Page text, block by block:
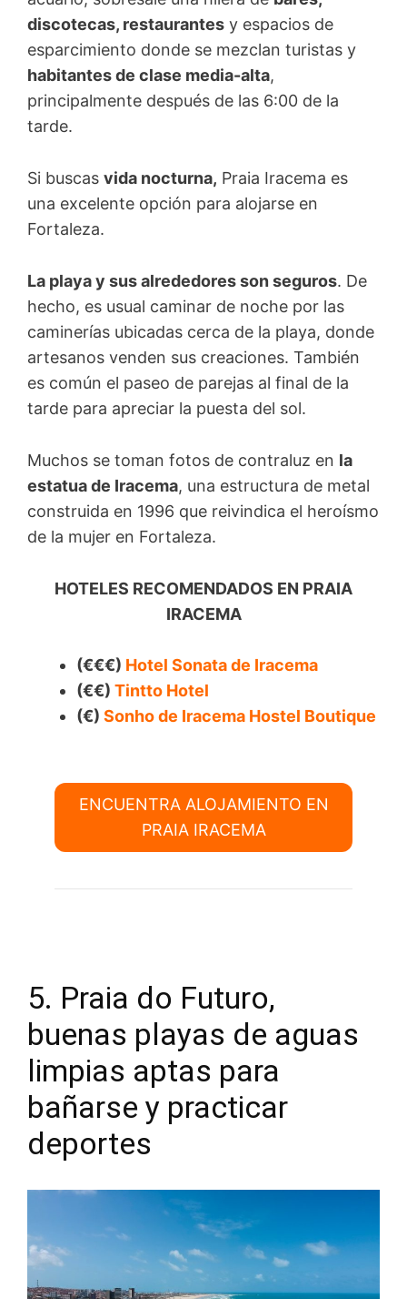
discotecas, restaurantes y espacios de
esparcimiento donde se mezclan turistas y
habitantes de clase media-alta,
principalmente después de las 6:00 de la
tarde.
Si buscas vida nocturna, Praia Iracema es
una excelente opción para alojarse en
Fortaleza.
La playa y sus alrededores son seguros. De
hecho, es usual caminar de noche por las
caminerías ubicadas cerca de la playa, donde
artesanos venden sus creaciones. También
es común el paseo de parejas al final de la
tarde para apreciar la puesta del sol.
Muchos se toman fotos de contraluz en la
estatua de Iracema, una estructura de metal
construida en 1996 que reivindica el heroísmo
de la mujer en Fortaleza.
HOTELES RECOMENDADOS EN PRAIA
IRACEMA
(€€€) Hotel Sonata de Iracema
(€€) Tintto Hotel
(€) Sonho de Iracema Hostel Boutique
ENCUENTRA ALOJAMIENTO EN
PRAIA IRACEMA
5. Praia do Futuro,
buenas playas de aguas
limpias aptas para
bañarse y practicar
deportes